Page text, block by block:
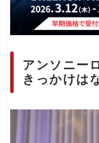
アンソニー
きっかけは